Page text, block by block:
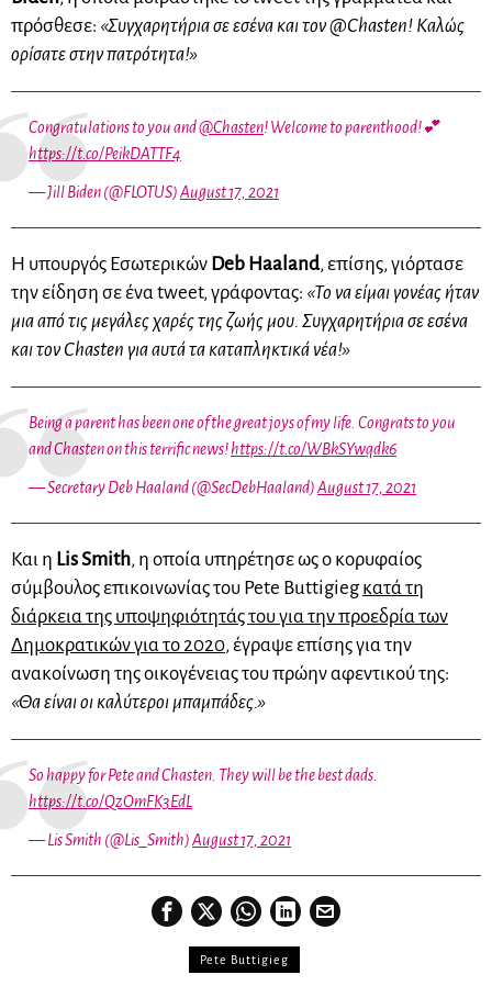
πρόσθεσε: «Συγχαρητήρια σε εσένα και τον @Chasten! Καλώς
ορίσατε στην πατρότητα!»
Congratulations to you and@Chasten! Welcome to parenthood!💕
https://t.co/PeikDATTF4
— Jill Biden (@FLOTUS)August 17, 2021
Η υπουργός Εσωτερικών Deb Haaland, επίσης, γιόρτασε
την είδηση ​​σε ένα tweet, γράφοντας: «Το να είμαι γονέας ήταν
μια από τις μεγάλες χαρές της ζωής μου. Συγχαρητήρια σε εσένα
και τον Chasten για αυτά τα καταπληκτικά νέα!»
Being a parent has been one of the great joys of my life. Congrats to you
and Chasten on this terrific news!https://t.co/WBkSYwqdk6
— Secretary Deb Haaland (@SecDebHaaland)August 17, 2021
Και η Lis Smith, η οποία υπηρέτησε ως ο κορυφαίος
σύμβουλος επικοινωνίας του Pete Buttigiegκατά τη
διάρκεια της υποψηφιότητάς του για την προεδρία των
Δημοκρατικών για το 2020, έγραψε επίσης για την
ανακοίνωση της οικογένειας του πρώην αφεντικού της:
«Θα είναι οι καλύτεροι μπαμπάδες.»
So happy for Pete and Chasten. They will be the best dads.
https://t.co/QzOmFK3EdL
— Lis Smith (@Lis_Smith)August 17, 2021
Pete Buttigieg